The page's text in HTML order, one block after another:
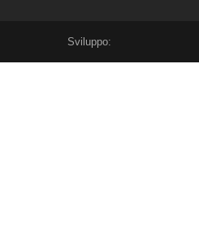
Sviluppo: